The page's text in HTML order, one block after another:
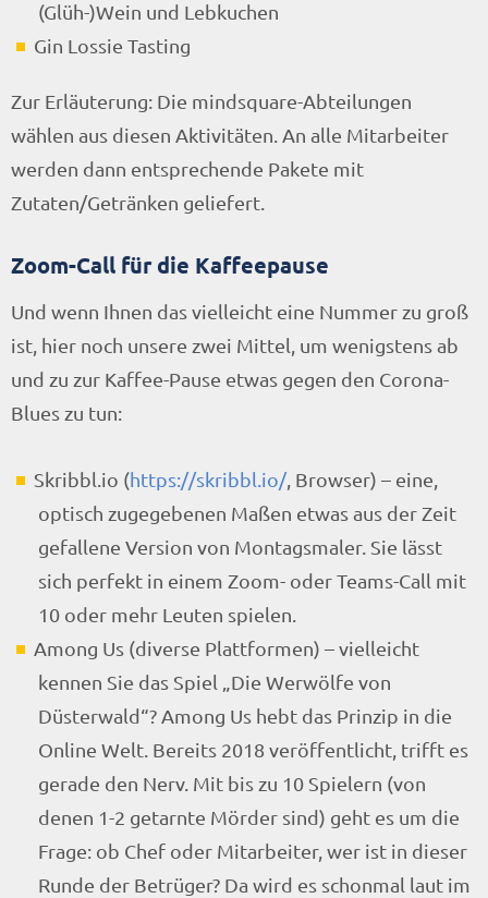
(Glüh-)Wein und Lebkuchen
Gin Lossie Tasting
Zur Erläuterung: Die mindsquare-Abteilungen
wählen aus diesen Aktivitäten. An alle Mitarbeiter
werden dann entsprechende Pakete mit
Zutaten/Getränken geliefert.
Zoom-Call für die Kaffeepause
Und wenn Ihnen das vielleicht eine Nummer zu groß
ist, hier noch unsere zwei Mittel, um wenigstens ab
und zu zur Kaffee-Pause etwas gegen den Corona-
Blues zu tun:
Skribbl.io (https://skribbl.io/, Browser) – eine,
optisch zugegebenen Maßen etwas aus der Zeit
gefallene Version von Montagsmaler. Sie lässt
sich perfekt in einem Zoom- oder Teams-Call mit
10 oder mehr Leuten spielen.
Among Us (diverse Plattformen) – vielleicht
kennen Sie das Spiel „Die Werwölfe von
Düsterwald“? Among Us hebt das Prinzip in die
Online Welt. Bereits 2018 veröffentlicht, trifft es
gerade den Nerv. Mit bis zu 10 Spielern (von
denen 1-2 getarnte Mörder sind) geht es um die
Frage: ob Chef oder Mitarbeiter, wer ist in dieser
Runde der Betrüger? Da wird es schonmal laut im